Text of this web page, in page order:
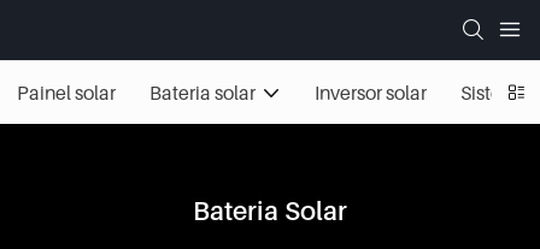
Painel solar Bateria solar Inversor solar
Bateria Solar